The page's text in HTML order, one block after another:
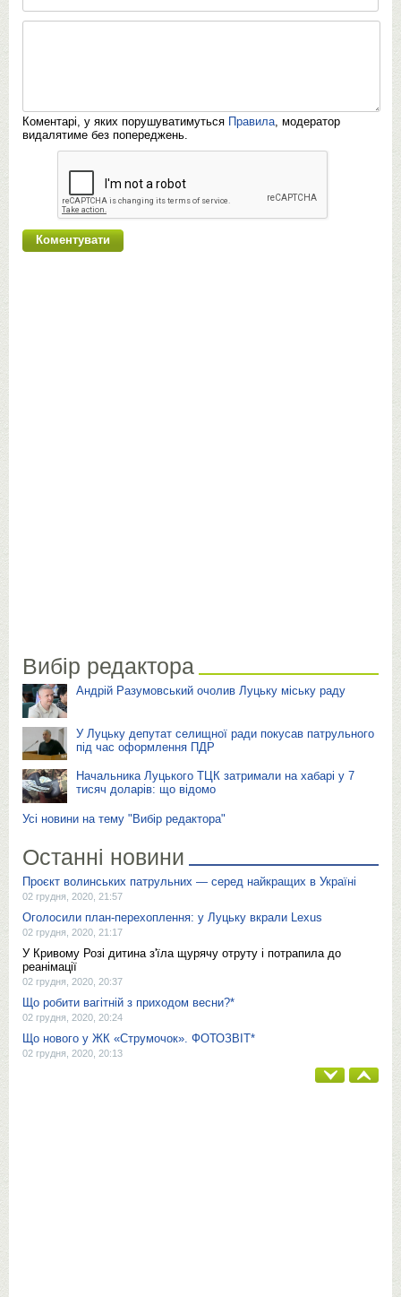
Коментарі, у яких порушуватимуться Правила, модератор
видалятиме без попереджень.
Вибір редактора
Андрій Разумовський очолив Луцьку міську раду
У Луцьку депутат селищної ради покусав патрульного
під час оформлення ПДР
Начальника Луцького ТЦК затримали на хабарі у 7
тисяч доларів: що відомо
Усі новини на тему "Вибір редактора"
Останні новини
Проєкт волинських патрульних — серед найкращих в Україні
02 грудня, 2020, 21:57
Оголосили план-перехоплення: у Луцьку вкрали Lexus
02 грудня, 2020, 21:17
У Кривому Розі дитина з'їла щурячу отруту і потрапила до
реанімації
02 грудня, 2020, 20:37
Що робити вагітній з приходом весни?*
02 грудня, 2020, 20:24
Що нового у ЖК «Струмочок». ФОТОЗВІТ*
02 грудня, 2020, 20:13